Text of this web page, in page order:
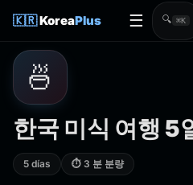
🇰🇷KoreaPlus ☰ 🔍 ⌘K
🍜
한국 미식 여행 5
5 días ⏱ 3 분 분량